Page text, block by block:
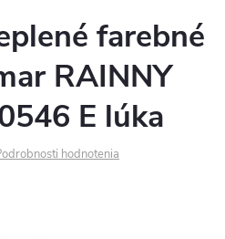
farebné
RAINNY
E lúka
hodnotenia